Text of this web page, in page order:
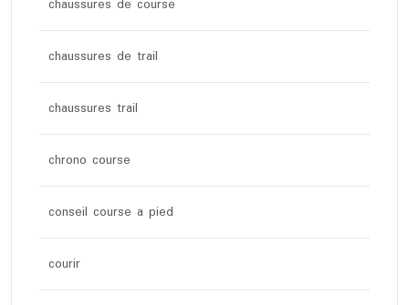
chaussures de course
chaussures de trail
chaussures trail
chrono course
conseil course a pied
courir